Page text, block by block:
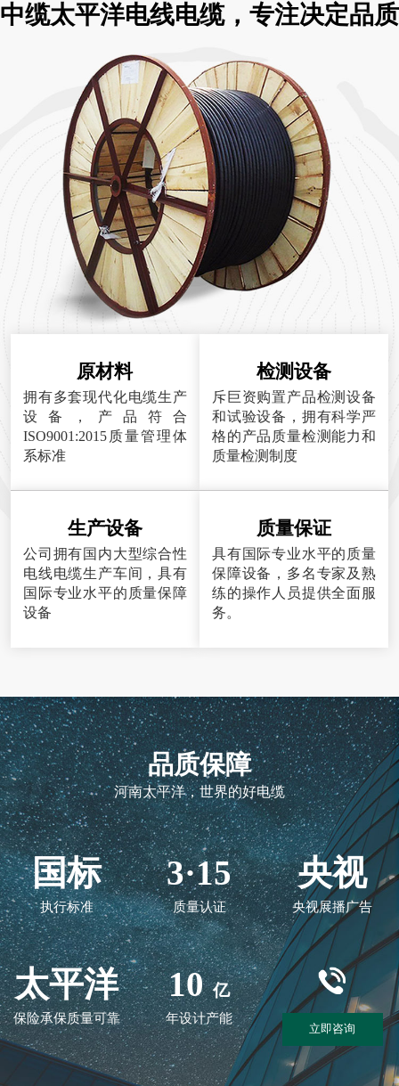
中缆太平洋电线电缆，专注决定品质
原材料
拥有多套现代化电缆生产
设备，产品符合
ISO9001:2015质量管理体
系标准
检测设备
斥巨资购置产品检测设备
和试验设备，拥有科学严
格的产品质量检测能力和
质量检测制度
生产设备
公司拥有国内大型综合性
电线电缆生产车间，具有
国际专业水平的质量保障
设备
质量保证
具有国际专业水平的质量
保障设备，多名专家及熟
练的操作人员提供全面服
务。
品质保障
河南太平洋，世界的好电缆
国标
执行标准
3·15
质量认证
央视
央视展播广告
太平洋
保险承保质量可靠
10 亿
年设计产能
立即咨询